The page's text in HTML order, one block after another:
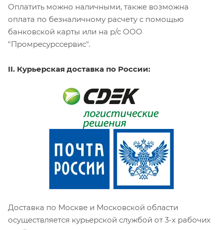
Оплатить можно наличными, также возможна
оплата по безналичному расчету с помощью
банковской карты или на р/с ООО
"Промресурссервис".
II. Курьерская доставка по России:
Доставка по Москве и Московской области
осуществляется курьерской службой от 3-х рабочих